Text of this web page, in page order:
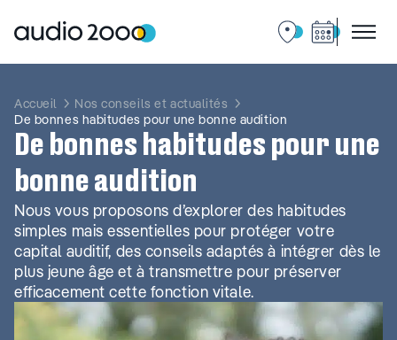
contenu
Accueil
Nos conseils et actualités
De bonnes habitudes pour une bonne audition
De bonnes habitudes pour une
bonne audition
Nous vous proposons d’explorer des habitudes
simples mais essentielles pour protéger votre
capital auditif, des conseils adaptés à intégrer dès le
plus jeune âge et à transmettre pour préserver
efficacement cette fonction vitale.